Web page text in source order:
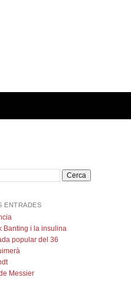
ENTRADES
Banting i la insulina
popular del 36
Messier